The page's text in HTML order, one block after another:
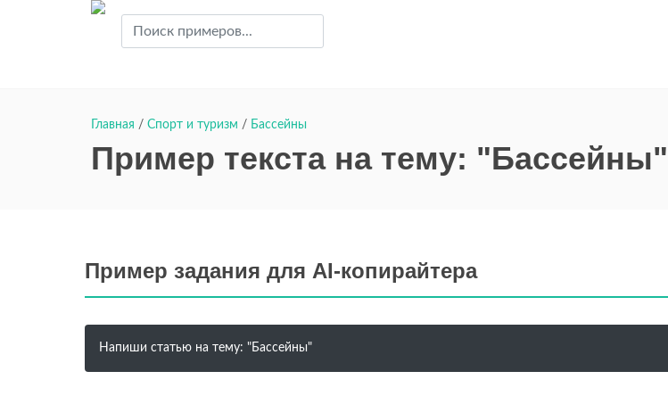
Главная / Спорт и туризм / Бассейны
Пример текста на тему:
Пример задания для AI-копирайтера
Напиши статью на тему: "Бассейны"